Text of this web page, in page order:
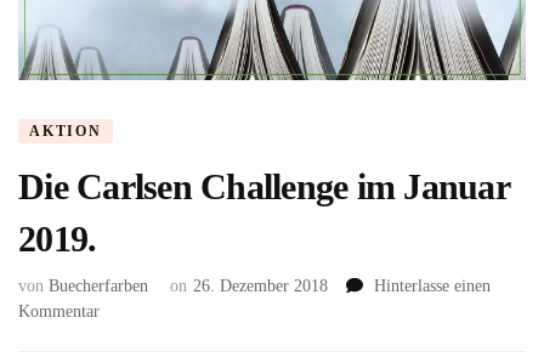
AKTION
Die Carlsen Challenge im Januar
2019.
von Buecherfarben on 26. Dezember 2018
Hinterlasse einen
Kommentarzu